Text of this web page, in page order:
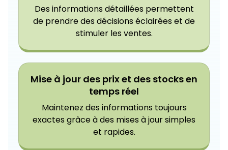
Des informations détaillées permettent
de prendre des décisions éclairées et de
stimuler les ventes.
Mise à jour des prix et des stocks en
temps réel
Maintenez des informations toujours
exactes grâce à des mises à jour simples
et rapides.